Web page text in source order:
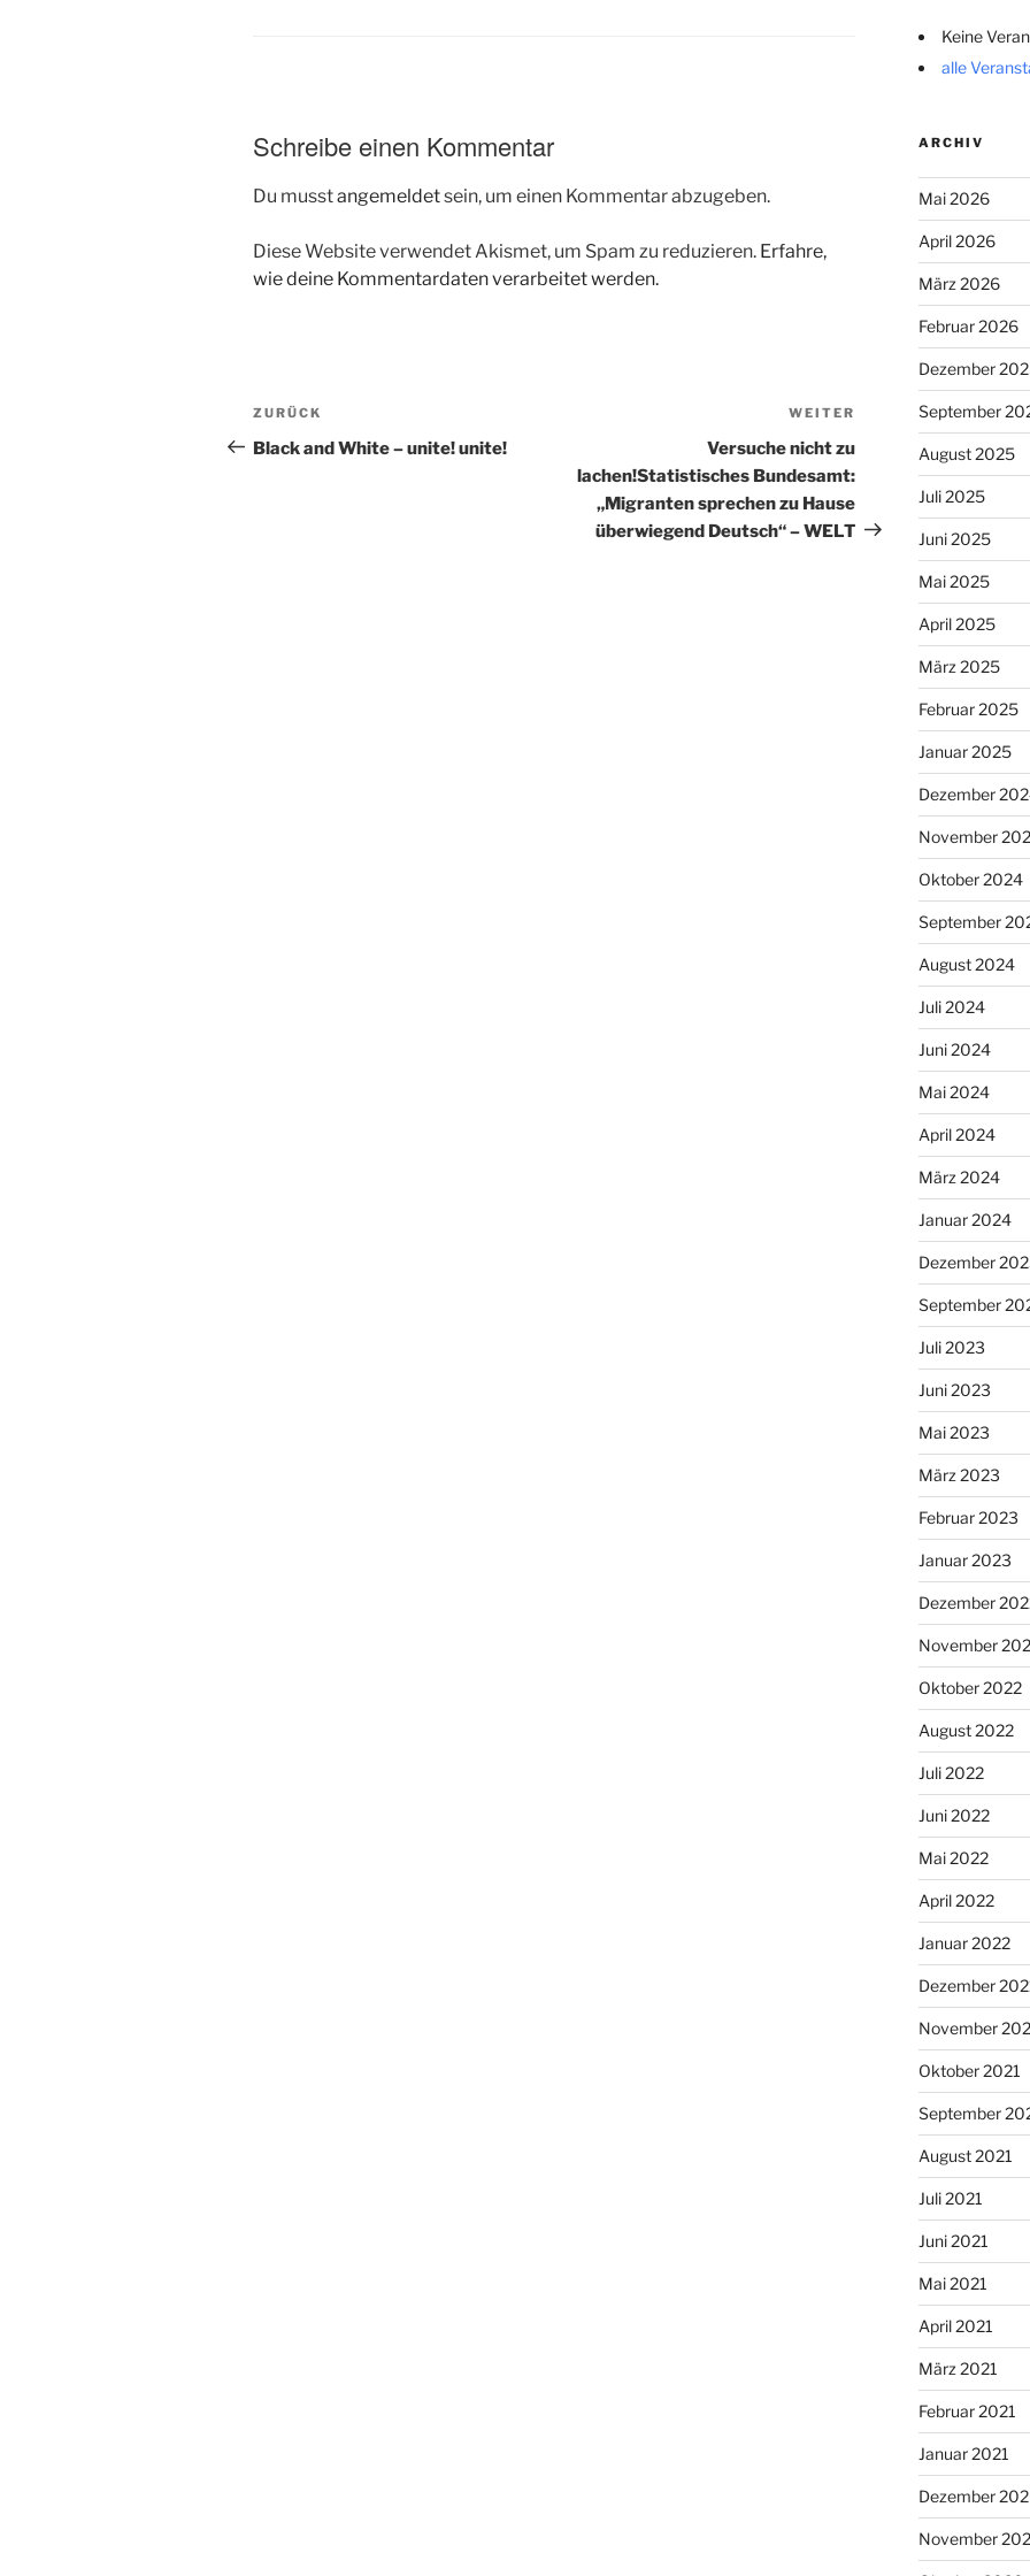
Schreibe einen Kommentar
Du musstangemeldetsein, um einen Kommentar abzugeben.
Diese Website verwendet Akismet, um Spam zu reduzieren. Erfahre,
wie deine Kommentardaten verarbeitet werden.
Beitragsnavigation
Vorheriger
Beitrag
ZURÜCK
Black and White – unite! unite!
Nächster
Beitrag
WEITER
Versuche nicht zu
lachen!Statistisches Bundesamt:
„Migranten sprechen zu Hause
überwiegend Deutsch“ – WELT
Keine
alle
ARCHIV
Mai 2026
April 2026
März 2026
Februar 2026
Dezember
September
August 2025
Juli 2025
Juni 2025
Mai 2025
April 2025
März 2025
Februar 2025
Januar 2025
Dezember
November
Oktober 2024
September
August 2024
Juli 2024
Juni 2024
Mai 2024
April 2024
März 2024
Januar 2024
Dezember
September
Juli 2023
Juni 2023
Mai 2023
März 2023
Februar 2023
Januar 2023
Dezember
November
Oktober 2022
August 2022
Juli 2022
Juni 2022
Mai 2022
April 2022
Januar 2022
Dezember
November
Oktober 2021
September
August 2021
Juli 2021
Juni 2021
Mai 2021
April 2021
März 2021
Februar 2021
Januar 2021
Dezember
November